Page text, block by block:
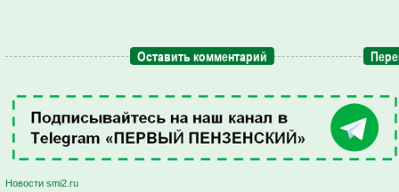
Оставить комментарий
Новости smi2.ru